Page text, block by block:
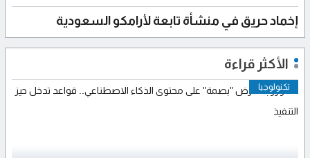
إخماد حريق في منشأة تابعة لأرامكو السعودية
الأكثر قراءة
تكنولوجيا